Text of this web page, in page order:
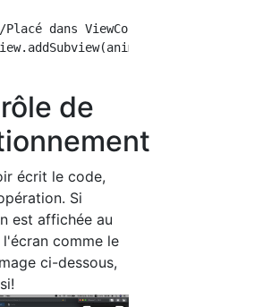
Placé dans ViewController
de
écrit le code,
Si
est affichée au
comme le
ci-dessous,